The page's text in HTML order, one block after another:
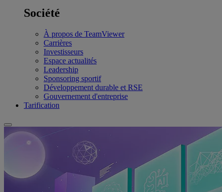
Société
À propos de TeamViewer
Carrières
Investisseurs
Espace actualités
Leadership
Sponsoring sportif
Développement durable et RSE
Gouvernement d'entreprise
Tarification